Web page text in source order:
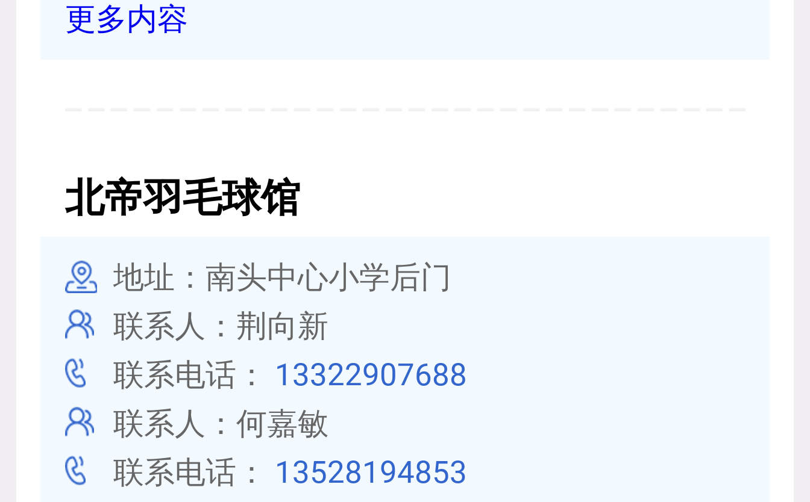
更多内容
北帝羽毛球馆
地址：南头中心小学后门
联系人：荆向新
联系电话： 13322907688
联系人：何嘉敏
联系电话： 13528194853